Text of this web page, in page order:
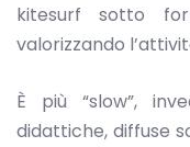
kitesurf sotto
valorizzando
È più “slow”,
didattiche, diffuse